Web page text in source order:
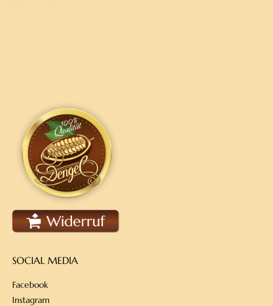
SOCIAL MEDIA
Facebook
Instagram